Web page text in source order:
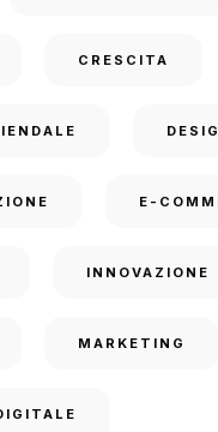
CRESCITA
E-
INNOVAZIONE
MARKETING